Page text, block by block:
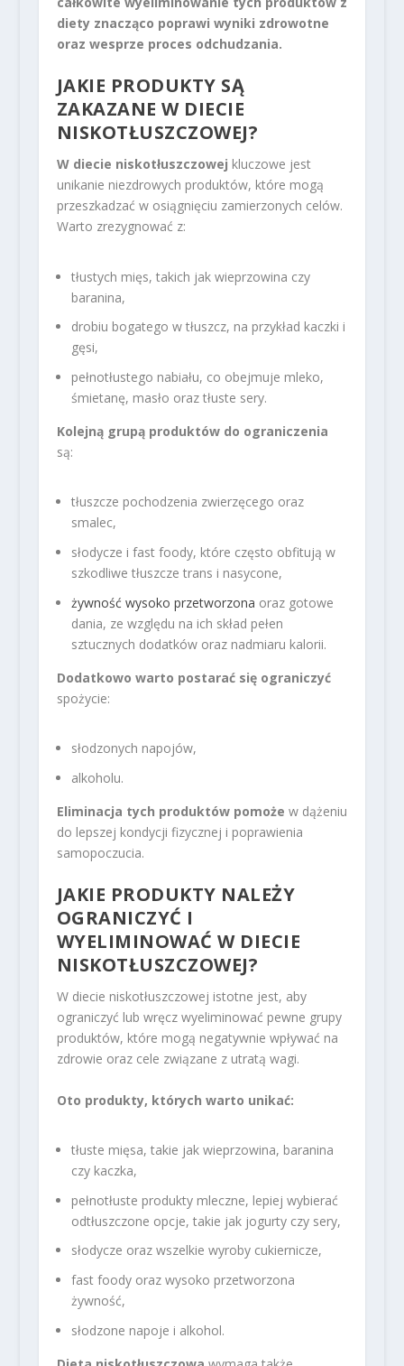
diety znacząco poprawi wyniki zdrowotne
oraz wesprze proces odchudzania.
JAKIE PRODUKTY SĄ
ZAKAZANE W DIECIE
NISKOTŁUSZCZOWEJ?
W diecie niskotłuszczowej kluczowe jest
unikanie niezdrowych produktów, które mogą
przeszkadzać w osiągnięciu zamierzonych celów.
Warto zrezygnować z:
tłustych mięs, takich jak wieprzowina czy
baranina,
drobiu bogatego w tłuszcz, na przykład kaczki i
gęsi,
pełnotłustego nabiału, co obejmuje mleko,
śmietanę, masło oraz tłuste sery.
Kolejną grupą produktów do ograniczenia
są:
tłuszcze pochodzenia zwierzęcego oraz
smalec,
słodycze i fast foody, które często obfitują w
szkodliwe tłuszcze trans i nasycone,
żywność wysoko przetworzona oraz gotowe
dania, ze względu na ich skład pełen
sztucznych dodatków oraz nadmiaru kalorii.
Dodatkowo warto postarać się ograniczyć
spożycie:
słodzonych napojów,
alkoholu.
Eliminacja tych produktów pomoże w dążeniu
do lepszej kondycji fizycznej i poprawienia
samopoczucia.
JAKIE PRODUKTY NALEŻY
OGRANICZYĆ I
WYELIMINOWAĆ W DIECIE
NISKOTŁUSZCZOWEJ?
W diecie niskotłuszczowej istotne jest, aby
ograniczyć lub wręcz wyeliminować pewne grupy
produktów, które mogą negatywnie wpływać na
zdrowie oraz cele związane z utratą wagi.
Oto produkty, których warto unikać:
tłuste mięsa, takie jak wieprzowina, baranina
czy kaczka,
pełnotłuste produkty mleczne, lepiej wybierać
odtłuszczone opcje, takie jak jogurty czy sery,
słodycze oraz wszelkie wyroby cukiernicze,
fast foody oraz wysoko przetworzona
żywność,
słodzone napoje i alkohol.